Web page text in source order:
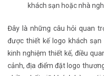
khách sạn hoặc nhà
Đây là những câu hỏi quan
được thiết kế logo khách
kinh nghiệm thiết kế, điều
cảnh, địa điểm đặt logo